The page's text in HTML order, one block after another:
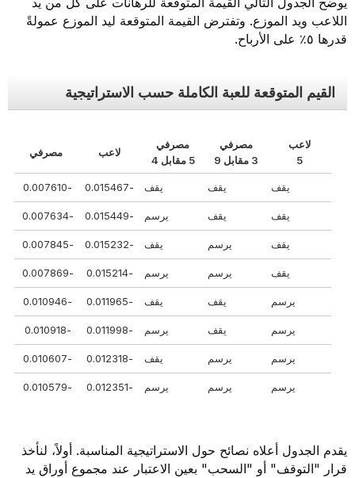
اللاعب ويد الموزع. وتفترض القيمة المتوقعة ليد الموزع عمولةً
قدرها ٥٪ على الأرباح.
القيم المتوقعة للعبة الكاملة حسب الاستراتيجية
لاعب
مصرفي
مصرفي
5 مقابل 4
لاعب مصرفي
يقف يقف يقف
يقف يقف يرسم
يقف يرسم يقف
يقف يرسم يرسم
يرسم يقف يقف
يرسم يقف يرسم
يرسم يرسم يقف
يرسم يرسم يرسم
يقدم الجدول أعلاه نصائح حول الاستراتيجية المناسبة. أولاً، لنأخذ
قرار "التوقف" أو "السحب" بعين الاعتبار عند مجموع أوراق يد